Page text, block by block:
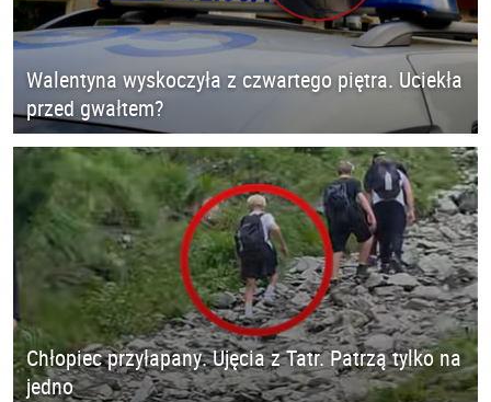
Walentyna wyskoczyła z czwartego piętra. Uciekła
przed gwałtem?
Chłopiec przyłapany. Ujęcia z Tatr. Patrzą tylko na
jedno